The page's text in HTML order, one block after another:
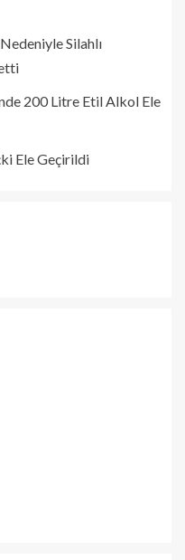
Silahlı
200 Litre Etil Alkol Ele
Ele Geçirildi